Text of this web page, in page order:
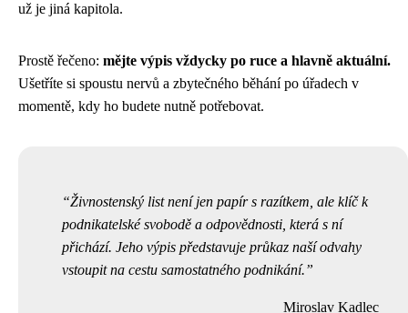
už je jiná kapitola.
Prostě řečeno: mějte výpis vždycky po ruce a hlavně aktuální.
Ušetříte si spoustu nervů a zbytečného běhání po úřadech v
momentě, kdy ho budete nutně potřebovat.
Živnostenský list není jen papír s razítkem, ale klíč k
podnikatelské svobodě a odpovědnosti, která s ní
přichází. Jeho výpis představuje průkaz naší odvahy
vstoupit na cestu samostatného podnikání.
Miroslav Kadlec